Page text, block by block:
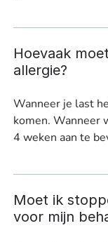
Hoevaak
allergie?
Wanneer je last
komen. Wanneer
4 weken aan te
Moet ik
voor mijn